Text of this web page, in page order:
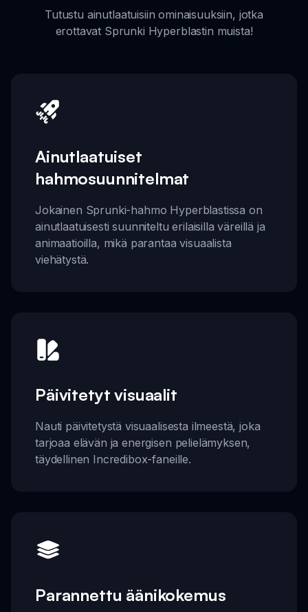
Tutustu ainutlaatuisiin ominaisuuksiin, jotka
erottavat Sprunki Hyperblastin muista!
Ainutlaatuiset
hahmosuunnitelmat
Jokainen Sprunki-hahmo Hyperblastissa on
ainutlaatuisesti suunniteltu erilaisilla väreillä ja
animaatioilla, mikä parantaa visuaalista
viehätystä.
Päivitetyt visuaalit
Nauti päivitetystä visuaalisesta ilmeestä, joka
tarjoaa elävän ja energisen pelielämyksen,
täydellinen Incredibox-faneille.
Parannettu äänikokemus